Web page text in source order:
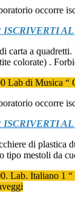
occorre
ISCRIVERTI
carta a
colorate) .
Lab di Musica “
occorre
ISCRIVERTI
di plastica
tipo mestoli da
Lab. Italiano 1 “